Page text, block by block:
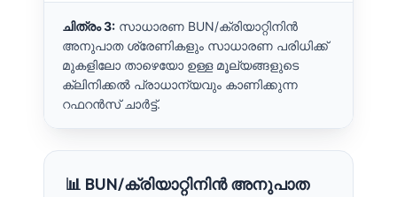
ചിത്രം 3: സാധാരണ BUN/ക്രിയാറ്റിനിൻ
അനുപാത ശ്രേണികളും സാധാരണ പരിധിക്ക്
മുകളിലോ താഴെയോ ഉള്ള മൂല്യങ്ങളുടെ
ക്ലിനിക്കൽ പ്രാധാന്യവും കാണിക്കുന്ന
റഫറൻസ് ചാർട്ട്.
📊 BUN/ക്രിയാറ്റിനിൻ അനുപാത